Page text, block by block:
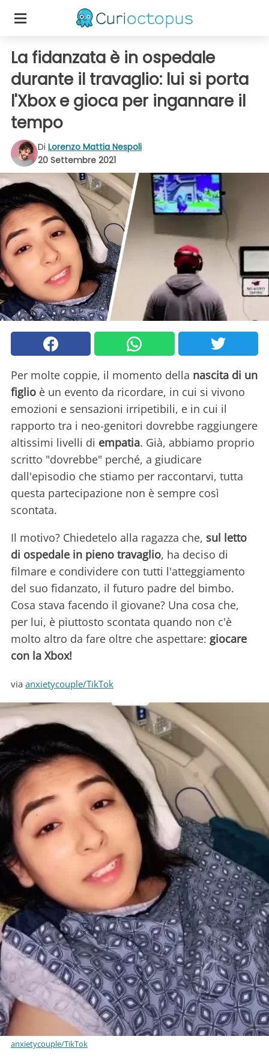
La fidanzata è in ospedale
durante il travaglio: lui si porta
l'Xbox e gioca per ingannare il
tempo
Di Lorenzo Mattia Nespoli
20 Settembre 2021
Per molte coppie, il momento della nascita di un
figlio è un evento da ricordare, in cui si vivono
emozioni e sensazioni irripetibili, e in cui il
rapporto tra i neo-genitori dovrebbe raggiungere
altissimi livelli di empatia. Già, abbiamo proprio
scritto "dovrebbe" perché, a giudicare
dall'episodio che stiamo per raccontarvi, tutta
questa partecipazione non è sempre così
scontata.
Il motivo? Chiedetelo alla ragazza che, sul letto
di ospedale in pieno travaglio, ha deciso di
filmare e condividere con tutti l'atteggiamento
del suo fidanzato, il futuro padre del bimbo.
Cosa stava facendo il giovane? Una cosa che,
per lui, è piuttosto scontata quando non c'è
molto altro da fare oltre che aspettare: giocare
con la Xbox!
via anxietycouple/TikTok
anxietycouple/TikTok